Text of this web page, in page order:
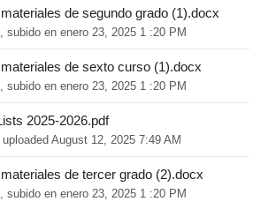
de segundo grado (1).docx
subido en enero 23, 2025 1 :20 PM
de sexto curso (1).docx
subido en enero 23, 2025 1 :20 PM
2025-2026.pdf
August 12, 2025 7:49 AM
de tercer grado (2).docx
subido en enero 23, 2025 1 :20 PM